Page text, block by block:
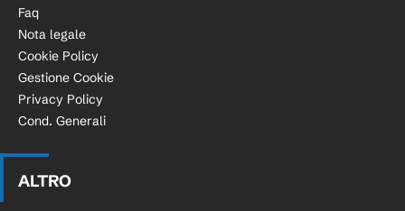
Faq
Nota legale
Cookie Policy
Gestione Cookie
Privacy Policy
Cond. Generali
ALTRO